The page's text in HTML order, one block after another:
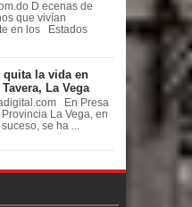
D ecenas de
que vivían
en los Estados
quita la vida en
La Vega
En Presa
La Vega, en
se ha ...